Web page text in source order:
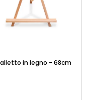
in legno - 68cm